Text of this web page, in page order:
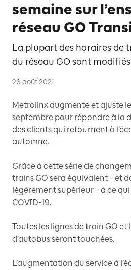
semaine sur
réseau GO
La plupart des horaires de
du réseau GO sont
26 août 2021
Metrolinx augmente et ajuste
septembre pour répondre à la
des clients qui retournent à
automne.
Grâce à cette série de
trains GO sera équivalent – et
légèrement supérieur – à ce
COVID-19.
Toutes les lignes de train GO
d’autobus seront touchées.
L’augmentation du service à